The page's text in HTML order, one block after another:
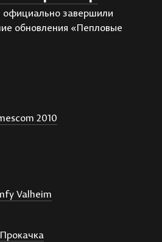
официально завершили
обновления «Пепловые
2010
Valheim